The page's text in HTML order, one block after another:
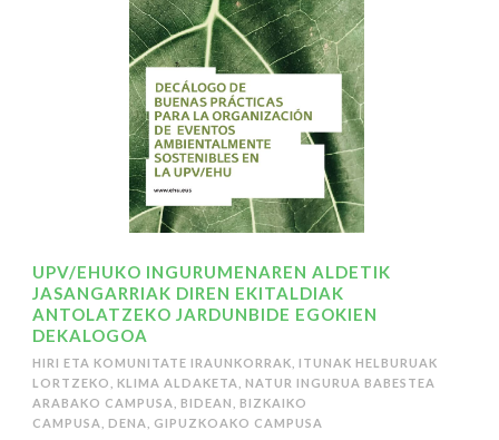
UPV/EHUKO INGURUMENAREN ALDETIK
JASANGARRIAK DIREN EKITALDIAK
ANTOLATZEKO JARDUNBIDE EGOKIEN
DEKALOGOA
HIRI ETA KOMUNITATE IRAUNKORRAK ITUNAK HELBURUAK
LORTZEKO
KLIMA ALDAKETA
NATUR INGURUA BABESTEA
ARABAKO CAMPUSA
BIDEAN
BIZKAIKO
CAMPUSA
DENA GIPUZKOAKO CAMPUSA